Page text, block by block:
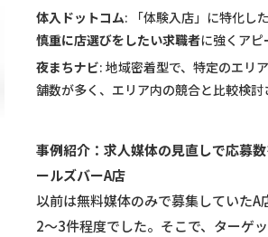
体入ドットコム: 「体験入店」に特化し
慎重に店選びをしたい求職者に強くアピ
夜まちナビ: 地域密着型で、特定のエリ
舗数が多く、エリア内の競合と比較検討
事例紹介：求人媒体の見直しで応募
ールズバーA店
以前は無料媒体のみで募集していたA
2〜3件程度でした。そこで、ターゲ